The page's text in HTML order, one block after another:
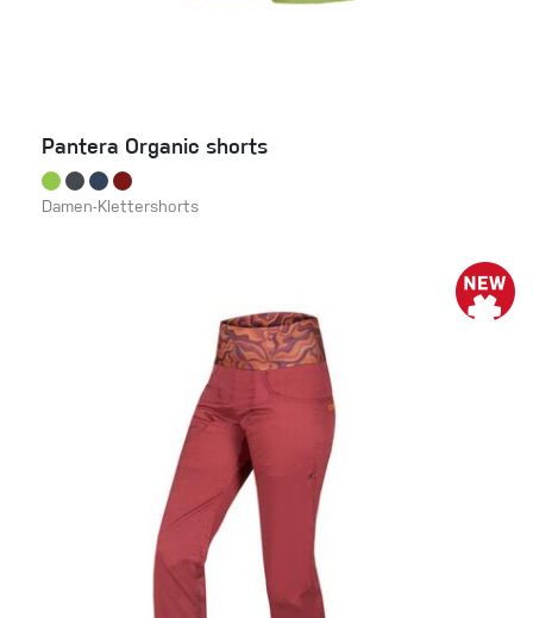
Pantera Organic shorts
Damen-Klettershorts